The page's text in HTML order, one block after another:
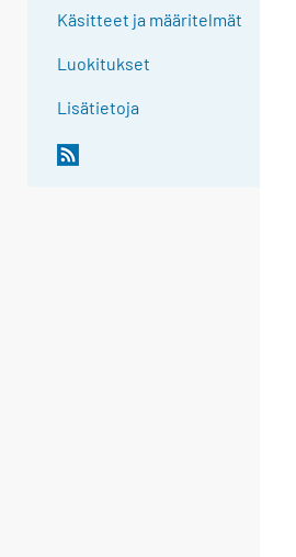
Käsitteet ja määritelmät
Luokitukset
Lisätietoja